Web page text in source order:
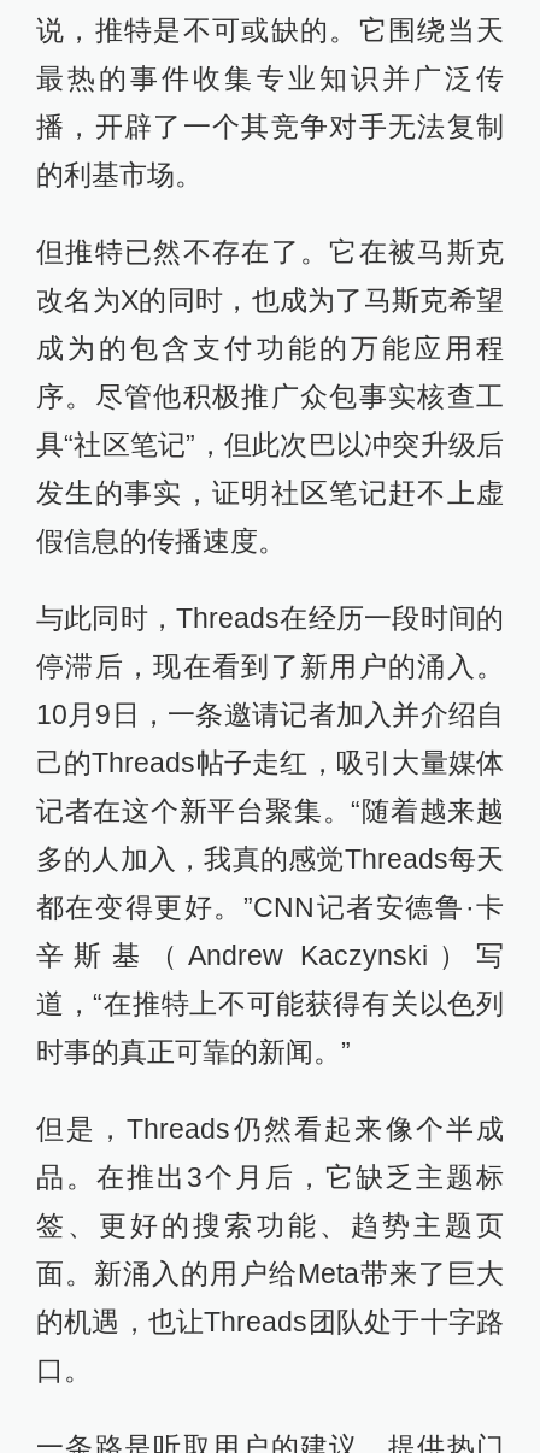
说，推特是不可或缺的。它围绕当天
最热的事件收集专业知识并广泛传
播，开辟了一个其竞争对手无法复制
的利基市场。
但推特已然不存在了。它在被马斯克
改名为X的同时，也成为了马斯克希望
成为的包含支付功能的万能应用程
序。尽管他积极推广众包事实核查工
具“社区笔记”，但此次巴以冲突升级后
发生的事实，证明社区笔记赶不上虚
假信息的传播速度。
与此同时，Threads在经历一段时间的
停滞后，现在看到了新用户的涌入。
10月9日，一条邀请记者加入并介绍自
己的Threads帖子走红，吸引大量媒体
记者在这个新平台聚集。“随着越来越
多的人加入，我真的感觉Threads每天
都在变得更好。”CNN记者安德鲁·卡
辛斯基（Andrew Kaczynski）写
道，“在推特上不可能获得有关以色列
时事的真正可靠的新闻。”
但是，Threads仍然看起来像个半成
品。在推出3个月后，它缺乏主题标
签、更好的搜索功能、趋势主题页
面。新涌入的用户给Meta带来了巨大
的机遇，也让Threads团队处于十字路
口。
一条路是听取用户的建议，提供热门